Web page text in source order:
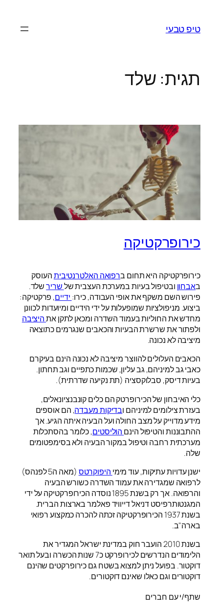
טיפ טבעי
תגית: שלד
כירופרקטיקה
כירופרקטיקה היא תחום ברפואה האלטרנטיביתהעוסק
באבחון ובטיפול בעיות במערכת העצבית שלשרירשלד.
פירוש השם משקף את אופי העבודה, כירו: ידיים, פרקטיקה:
ביצוע. מניפולציות שמופעלות על ידי הידיים ומיועדות לכוונן
מחדש את החוליות בעמוד השדרה ומכאן לתקן אתהיציבה
ולפתור את שרשרת הבעיות והכאבים שנגרמים כתוצאה
מיציבה לא נכונה.
הכאבים העלולים להווצר מיציבה לא נכונה הינם בעיקרם
כאבי גב למיניהם, גב עליון, שכמות כתפיים וגב תחתון.
בעיות דיסק, סבלוקסציה (תת נקיעה שדרתית).
כלי האיבחון של הכירופרטק הם כלים קונבנציונאלים,
בעזרת צילומים למיניהם ובדיקות מעבדה, הם אוספים
מידע מדוייק על מצב החולה ועל הבעיה איתה הגיע. אך
ההתבוננות והטיפול הינם הוליסטים, כלומר בהסתכלות
מערכתית רחבה וטיפול במקור הבעיה ולא בסימפטומים
שלה.
ישנן עדויות עתיקות, עוד מימי היפוקרטס
(מאה ה5 לפנהס)
לרפואה שמגדירה את עמוד השדרה כשורש הבעיה
והרפואה. אך רק בשנת 1895 נוסדה הכירופרקטיקה על ידי
המגנטותרפיסט דניאל דייוויד פאלמר בארצות הברית.
בשנת 1937 הכירופרקטיקה זכתה להכרה כמקצוע רפואי
בארה"ב.
בשנת 2010 הועבר חוק במדינת ישראל המגדיר את
הלימודים הנדרשים לכירופרקט כ7 שנות הכשרה ובעל תואר
דוקטור. בפועל ניתן למצוא בשטח גם כירופרקטים שהינם
דוקטורים וגם כאלו שאינם דוקטורים.
שתף/י עם חברים